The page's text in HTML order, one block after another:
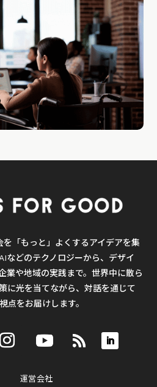
を「もっと」よくするアイデアを集
などのテクノロジーから、デザイ
業や地域の実践まで。世界中に散ら
に光を当てながら、対話を通じて
点をお届けします。
運営会社